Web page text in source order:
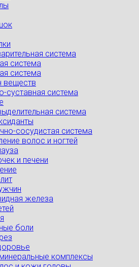
система
система
система
веществ
суставная система
система
сосудистая система
волос и ногтей
и печени
железа
боли
комплексы